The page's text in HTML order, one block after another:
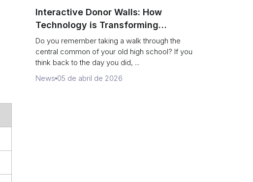
Interactive Donor Walls: How
Technology is Transforming
Campus Philanthropy
Do you remember taking a walk through the
central common of your old high school? If you
think back to the day you did, ...
News 05 de abril de 2026